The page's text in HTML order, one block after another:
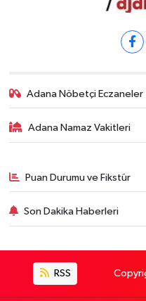
Adana Nöbetçi Eczaneler
Adana Namaz Vakitleri
Puan Durumu ve Fikstür
Son Dakika Haberleri
RSS